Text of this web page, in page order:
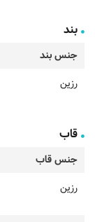
بند
جنس بند
رزین
قاب
جنس قاب
رزین